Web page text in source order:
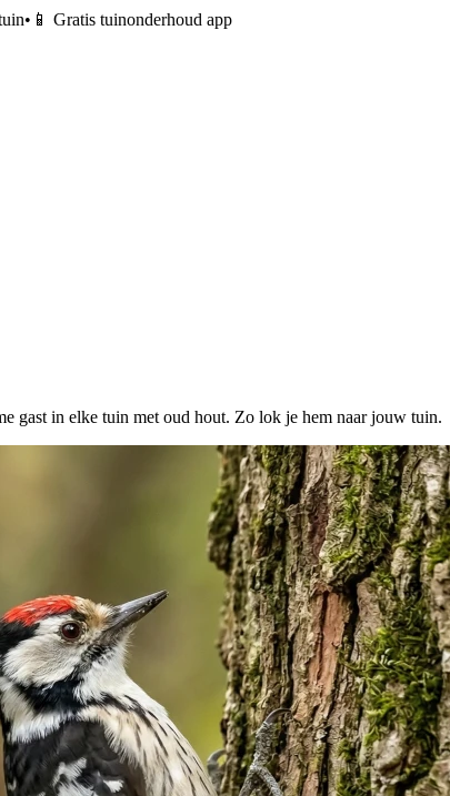
• 📱 Gratis tuinonderhoud app
gast in elke tuin met oud hout. Zo lok je hem naar jouw tuin.